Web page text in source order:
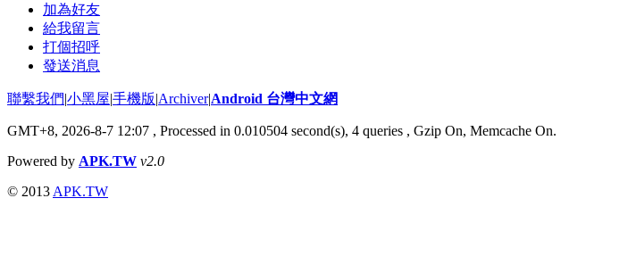
加為好友
給我留言
打個招呼
發送消息
聯繫我們|小黑屋|手機版|Archiver|Android 台灣中文網
GMT+8, 2026-8-7 12:07 , Processed in 0.010504 second(s), 4 queries , Gzip On, Memcache On.
Powered by APK.TW v2.0
© 2013 APK.TW